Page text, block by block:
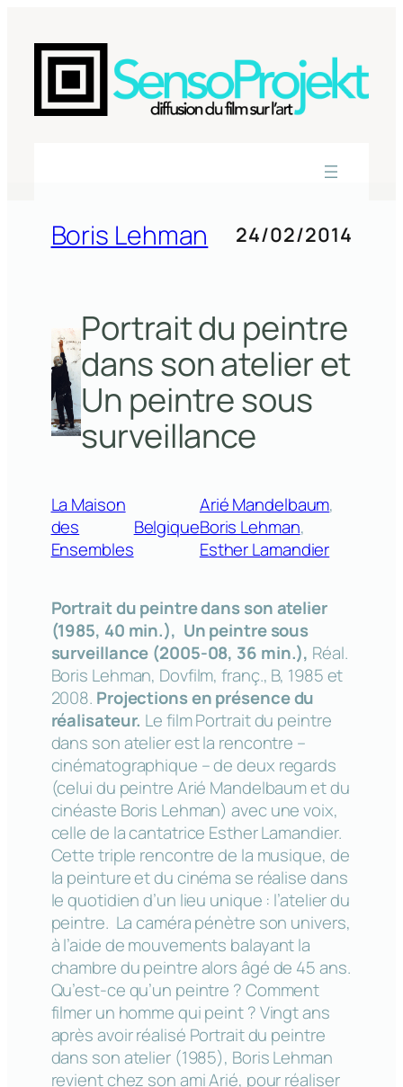
contenu
Boris Lehman 24/02/2014
Portrait du peintre
dans son atelier et
Un peintre sous
surveillance
La Maison
des
Ensembles
Belgique
Arié Mandelbaum
Boris Lehman
Esther Lamandier
Portrait du peintre dans son atelier
(1985, 40 min.), Un peintre sous
surveillance (2005-08, 36 min.), Réal.
Boris Lehman, Dovfilm, franç., B, 1985 et
2008. Projections en présence du
réalisateur. Le film Portrait du peintre
dans son atelier est la rencontre –
cinématographique – de deux regards
(celui du peintre Arié Mandelbaum et du
cinéaste Boris Lehman) avec une voix,
celle de la cantatrice Esther Lamandier.
Cette triple rencontre de la musique, de
la peinture et du cinéma se réalise dans
le quotidien d’un lieu unique : l’atelier du
peintre. La caméra pénètre son univers,
à l’aide de mouvements balayant la
chambre du peintre alors âgé de 45 ans.
Qu’est-ce qu’un peintre ? Comment
filmer un homme qui peint ? Vingt ans
après avoir réalisé Portrait du peintre
dans son atelier (1985), Boris Lehman
revient chez son ami Arié, pour réaliser